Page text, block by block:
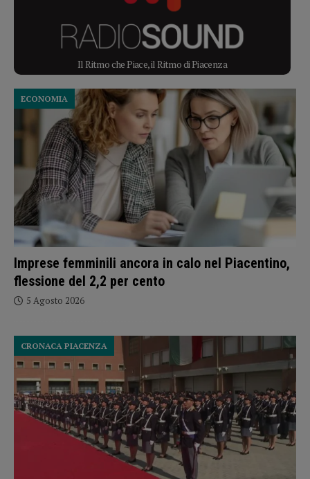
Il Ritmo che Piace, il Ritmo di Piacenza
Imprese femminili ancora in calo nel Piacentino,
flessione del 2,2 per cento
ECONOMIA
5 Agosto 2026
CRONACA PIACENZA